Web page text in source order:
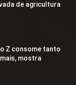
de agricultura
Z consome tanto
mostra